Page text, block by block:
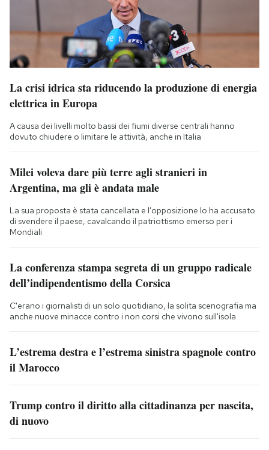
La crisi idrica sta riducendo la produzione di energia
elettrica in Europa
A causa dei livelli molto bassi dei fiumi diverse centrali hanno
dovuto chiudere o limitare le attività, anche in Italia
Milei voleva dare più terre agli stranieri in
Argentina, ma gli è andata male
La sua proposta è stata cancellata e l’opposizione lo ha accusato
di svendere il paese, cavalcando il patriottismo emerso per i
Mondiali
La conferenza stampa segreta di un gruppo radicale
dell’indipendentismo della Corsica
C'erano i giornalisti di un solo quotidiano, la solita scenografia ma
anche nuove minacce contro i non corsi che vivono sull'isola
L’estrema destra e l’estrema sinistra spagnole contro
il Marocco
Trump contro il diritto alla cittadinanza per nascita,
di nuovo